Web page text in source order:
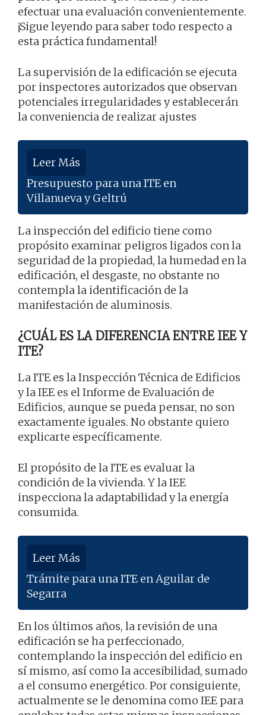
efectuar una evaluación convenientemente.
¡Sigue leyendo para saber todo respecto a
esta práctica fundamental!
La supervisión de la edificación se ejecuta
por inspectores autorizados que observan
potenciales irregularidades y establecerán
la conveniencia de realizar ajustes
Leer Más
Presupuesto para una ITE en
Villanueva y Geltrú
La inspección del edificio tiene como
propósito examinar peligros ligados con la
seguridad de la propiedad, la humedad en la
edificación, el desgaste, no obstante no
contempla la identificación de la
manifestación de aluminosis.
¿CUÁL ES LA DIFERENCIA ENTRE IEE Y
ITE?
La ITE es la Inspección Técnica de Edificios
y la IEE es el Informe de Evaluación de
Edificios, aunque se pueda pensar, no son
exactamente iguales. No obstante quiero
explicarte específicamente.
El propósito de la ITE es evaluar la
condición de la vivienda. Y la IEE
inspecciona la adaptabilidad y la energía
consumida.
Leer Más
Trámite para una ITE en Aguilar de
Segarra
En los últimos años, la revisión de una
edificación se ha perfeccionado,
contemplando la inspección del edificio en
sí mismo, así como la accesibilidad, sumado
a el consumo energético. Por consiguiente,
actualmente se le denomina como IEE para